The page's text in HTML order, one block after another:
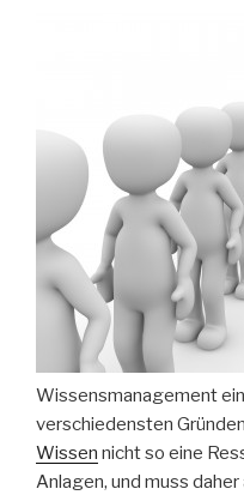
Wissensmanagement
verschiedensten
Wissen nicht so eine
Anlagen, und muss